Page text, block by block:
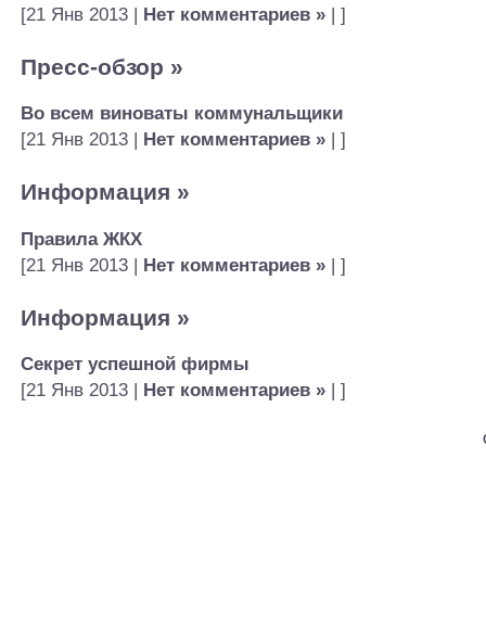
[21 Янв 2013 | Нет комментариев » | ]
Пресс-обзор »
Во всем виноваты коммунальщики
[21 Янв 2013 | Нет комментариев » | ]
Информация »
Правила ЖКХ
[21 Янв 2013 | Нет комментариев » | ]
Информация »
Секрет успешной фирмы
[21 Янв 2013 |
Нет комментариев » | ]